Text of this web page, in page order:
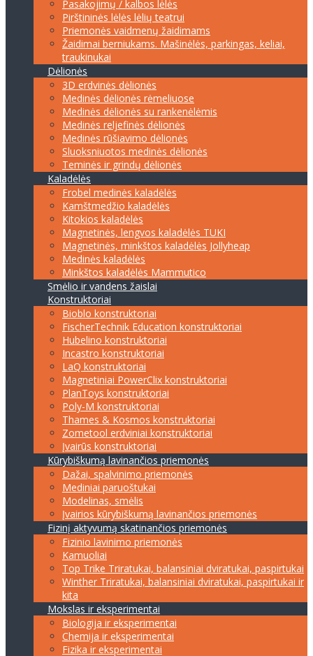
Pasakojimų / kalbos lėlės
Pirštininės lėlės lėlių teatrui
Priemonės vaidmenų žaidimams
Žaidimai berniukams. Mašinėlės, parkingas, keliai,
traukinukai
Dėlionės
3D erdvinės dėlionės
Medinės dėlionės rėmeliuose
Medinės dėlionės su rankenėlėmis
Medinės reljefinės dėlionės
Medinės rūšiavimo dėlionės
Sluoksniuotos medinės dėlionės
Teminės ir grindų dėlionės
Kaladėlės
Frobel medinės kaladėlės
Kamštmedžio kaladėlės
Kitokios kaladėlės
Magnetinės, lengvos kaladėlės TUKI
Magnetinės, minkštos kaladėlės Jollyheap
Medinės kaladėlės
Minkštos kaladėlės Mammutico
Smėlio ir vandens žaislai
Konstruktoriai
Bioblo konstruktoriai
FischerTechnik Education konstruktoriai
Hubelino konstruktoriai
Incastro konstruktoriai
LaQ konstruktoriai
Magnetiniai PowerClix konstruktoriai
PlanToys konstruktoriai
Poly-M konstruktoriai
Thames & Kosmos konstruktoriai
Zometool erdviniai konstruktoriai
Įvairūs konstruktoriai
Kūrybiškumą lavinančios priemonės
Dažai, spalvinimo priemonės
Mediniai paruoštukai
Modelinas, smėlis
Įvairios kūrybiškumą lavinančios priemonės
Fizinį aktyvumą skatinančios priemonės
Fizinio lavinimo priemonės
Kamuoliai
Top Trike Triratukai, balansiniai dviratukai, paspirtukai
Winther Triratukai, balansiniai dviratukai, paspirtukai ir
kita
Mokslas ir eksperimentai
Biologija ir eksperimentai
Chemija ir eksperimentai
Fizika ir eksperimentai